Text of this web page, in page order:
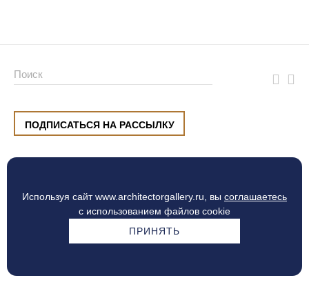
Используя сайт www.architectorgallery.ru, вы соглашаетесь
с использованием файлов cookie
ПРИНЯТЬ
ПОДПИСАТЬСЯ НА РАССЫЛКУ
ул. Малышева, 8, Екатеринбург
Процесс оплаты